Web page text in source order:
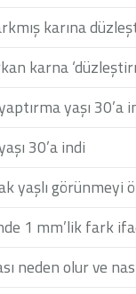
karına
karna
yaşı 30’a
30’a indi
yaşlı görünmeyi
1 mm’lik fark
neden olur ve